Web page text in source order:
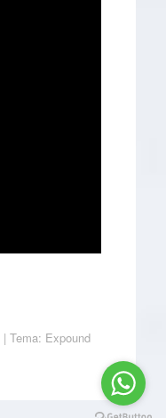
| Tema: Expound